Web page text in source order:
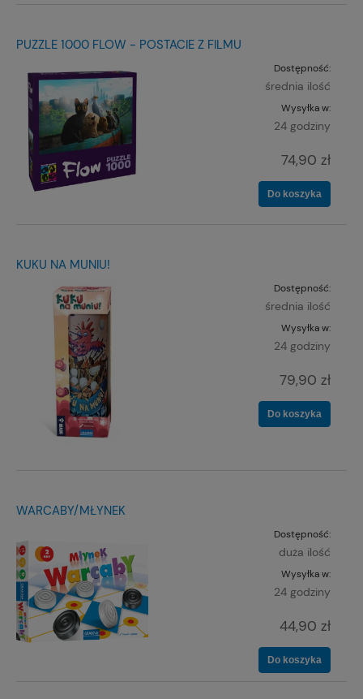
PUZZLE 1000 FLOW - POSTACIE Z FILMU
Dostępność:
średnia ilość
Wysyłka w:
24 godziny
74,90 zł
Do koszyka
KUKU NA MUNIU!
Dostępność:
średnia ilość
Wysyłka w:
24 godziny
79,90 zł
Do koszyka
WARCABY/MŁYNEK
Dostępność:
duża ilość
Wysyłka w:
24 godziny
44,90 zł
Do koszyka